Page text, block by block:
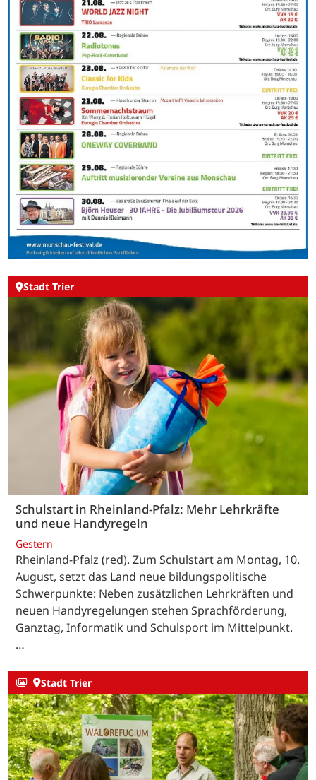
Stadt Trier
Schulstart in Rheinland-Pfalz: Mehr Lehrkräfte
und neue Handyregeln
Gestern
Rheinland-Pfalz (red). Zum Schulstart am Montag, 10.
August, setzt das Land neue bildungspolitische
Schwerpunkte: Neben zusätzlichen Lehrkräften und
neuen Handyregelungen stehen Sprachförderung,
Ganztag, Informatik und Schulsport im Mittelpunkt.
…
Stadt Trier